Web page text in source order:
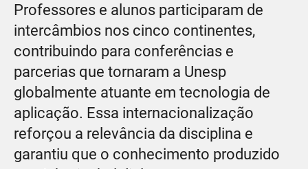
Professores e alunos participaram de
intercâmbios nos cinco continentes,
contribuindo para conferências e
parcerias que tornaram a Unesp
globalmente atuante em tecnologia de
aplicação. Essa internacionalização
reforçou a relevância da disciplina e
garantiu que o conhecimento produzido